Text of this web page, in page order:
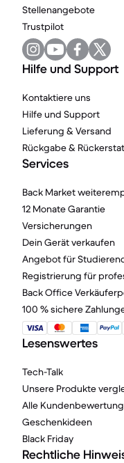
Stellenangebote
Trustpilot
Hilfe und Support
Kontaktiere uns
Hilfe und Support
Lieferung & Versand
Rückgabe &
Services
Back Market
12 Monate Garantie
Versicherungen
Dein Gerät verkaufen
Angebot für
Registrierung für
Back Office
100 % sichere
Lesenswertes
Tech-Talk
Unsere Produkte
Alle
Geschenkideen
Black Friday
Rechtliche